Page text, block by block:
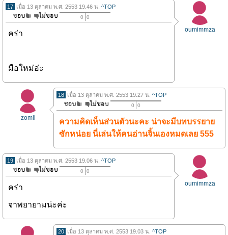
oumimmza
17 เมื่อ 13 ตุลาคม พ.ศ. 2553 19.46 น. ^TOP
0 0
คร่า
มือใหม่อ่ะ
zomii
18 เมื่อ 13 ตุลาคม พ.ศ. 2553 19.27 น. ^TOP
0 0
ความคิดเห็นส่วนตัวนะคะ น่าจะมีบทบรรยาย
ซักหน่อย นี่เล่นให้คนอ่านจิ้นเองหมดเลย 555
oumimmza
19 เมื่อ 13 ตุลาคม พ.ศ. 2553 19.06 น. ^TOP
0 0
คร่า
จาพยายามน่ะค่ะ
20 เมื่อ 13 ตุลาคม พ.ศ. 2553 19.03 น. ^TOP